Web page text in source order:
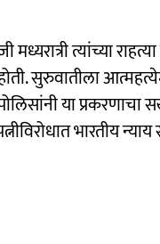
मध्यरात्री त्यांच्या
सुरुवातीला
या
भारतीय